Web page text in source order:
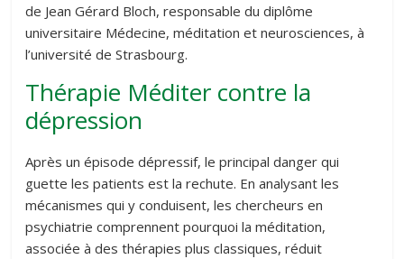
de Jean Gérard Bloch, responsable du diplôme
universitaire Médecine, méditation et neurosciences, à
l’université de Strasbourg.
Thérapie Méditer contre la
dépression
Après un épisode dépressif, le principal danger qui
guette les patients est la rechute. En analysant les
mécanismes qui y conduisent, les chercheurs en
psychiatrie comprennent pourquoi la méditation,
associée à des thérapies plus classiques, réduit